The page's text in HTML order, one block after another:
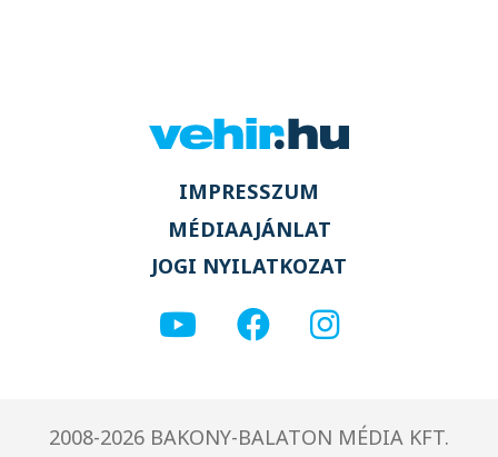
IMPRESSZUM
MÉDIAAJÁNLAT
JOGI NYILATKOZAT
2008-2026 BAKONY-BALATON MÉDIA KFT.